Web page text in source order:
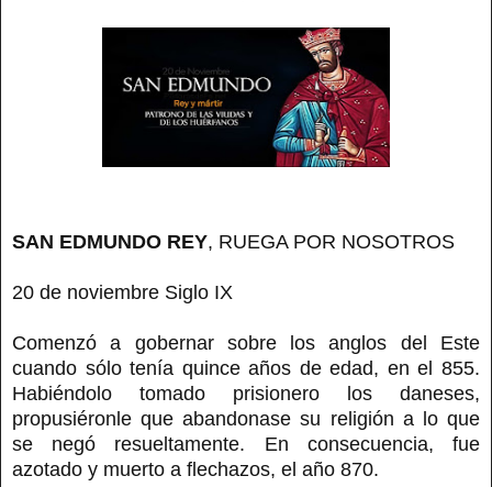
SAN EDMUNDO REY, RUEGA POR NOSOTROS
20 de noviembre Siglo IX
Comenzó a gobernar sobre los anglos del Este
cuando sólo tenía quince años de edad, en el 855.
Habiéndolo tomado prisionero los daneses,
propusiéronle que abandonase su religión a lo que
se negó resueltamente. En consecuencia, fue
azotado y muerto a flechazos, el año 870.